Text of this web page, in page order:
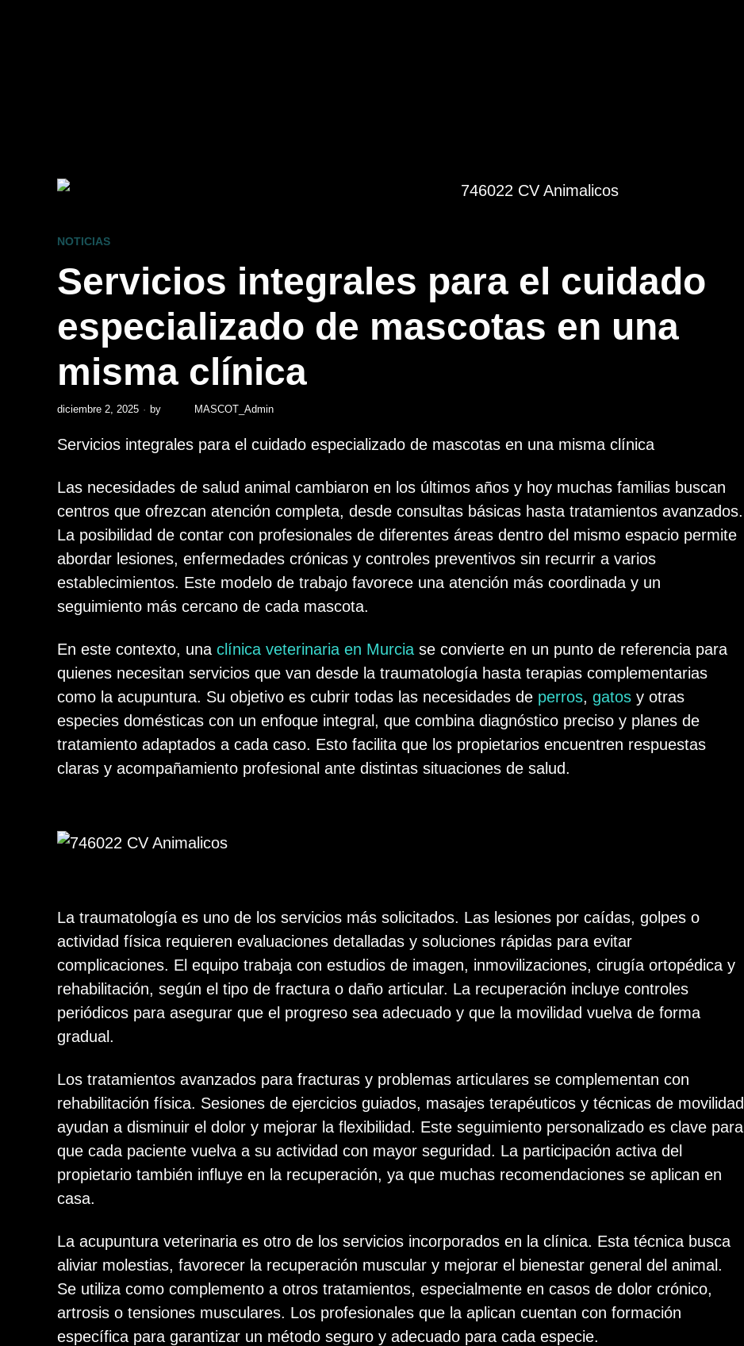
NOTICIAS
Servicios integrales para el cuidado
especializado de mascotas en una
misma clínica
diciembre 2, 2025 by MASCOT_Admin
Servicios integrales para el cuidado especializado de mascotas en una misma clínica
Las necesidades de salud animal cambiaron en los últimos años y hoy muchas familias buscan
centros que ofrezcan atención completa, desde consultas básicas hasta tratamientos avanzados.
La posibilidad de contar con profesionales de diferentes áreas dentro del mismo espacio permite
abordar lesiones, enfermedades crónicas y controles preventivos sin recurrir a varios
establecimientos. Este modelo de trabajo favorece una atención más coordinada y un
seguimiento más cercano de cada mascota.
En este contexto, una clínica veterinaria en Murcia se convierte en un punto de referencia para
quienes necesitan servicios que van desde la traumatología hasta terapias complementarias
como la acupuntura. Su objetivo es cubrir todas las necesidades de perros, gatos y otras
especies domésticas con un enfoque integral, que combina diagnóstico preciso y planes de
tratamiento adaptados a cada caso. Esto facilita que los propietarios encuentren respuestas
claras y acompañamiento profesional ante distintas situaciones de salud.
La traumatología es uno de los servicios más solicitados. Las lesiones por caídas, golpes o
actividad física requieren evaluaciones detalladas y soluciones rápidas para evitar
complicaciones. El equipo trabaja con estudios de imagen, inmovilizaciones, cirugía ortopédica y
rehabilitación, según el tipo de fractura o daño articular. La recuperación incluye controles
periódicos para asegurar que el progreso sea adecuado y que la movilidad vuelva de forma
gradual.
Los tratamientos avanzados para fracturas y problemas articulares se complementan con
rehabilitación física. Sesiones de ejercicios guiados, masajes terapéuticos y técnicas de movilidad
ayudan a disminuir el dolor y mejorar la flexibilidad. Este seguimiento personalizado es clave para
que cada paciente vuelva a su actividad con mayor seguridad. La participación activa del
propietario también influye en la recuperación, ya que muchas recomendaciones se aplican en
casa.
La acupuntura veterinaria es otro de los servicios incorporados en la clínica. Esta técnica busca
aliviar molestias, favorecer la recuperación muscular y mejorar el bienestar general del animal.
Se utiliza como complemento a otros tratamientos, especialmente en casos de dolor crónico,
artrosis o tensiones musculares. Los profesionales que la aplican cuentan con formación
específica para garantizar un método seguro y adecuado para cada especie.